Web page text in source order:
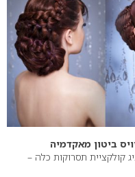
ביטון מאקדמיה
קולקציית תסרוקות כלה –